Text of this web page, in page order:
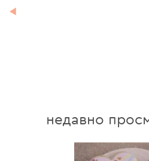
недавно